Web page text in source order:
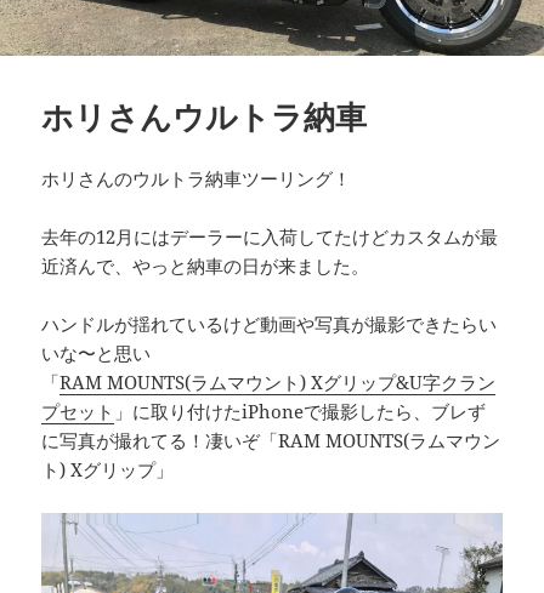
ホリさんウルトラ納車
ホリさんのウルトラ納車ツーリング！
去年の12月にはデーラーに入荷してたけどカスタムが最
近済んで、やっと納車の日が来ました。
ハンドルが揺れているけど動画や写真が撮影できたらい
いな〜と思い
「RAM MOUNTS(ラムマウント) Xグリップ&U字クラン
プセット 」に取り付けたiPhoneで撮影したら、ブレず
に写真が撮れてる！凄いぞ「RAM MOUNTS(ラムマウン
ト) Xグリップ」